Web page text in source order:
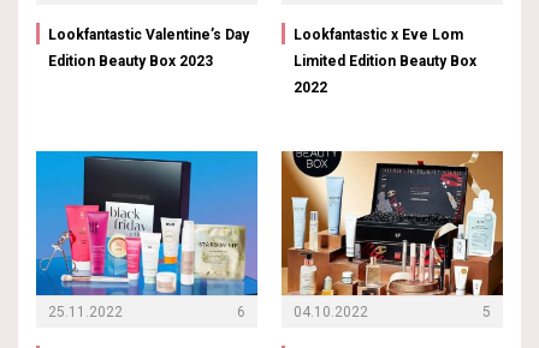
Lookfantastic Valentine’s Day
Edition Beauty Box 2023
25.11.2022 6
Lookfantastic x Eve Lom
Limited Edition Beauty Box
2022
04.10.2022 5